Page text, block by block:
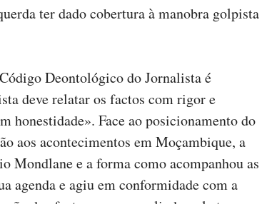
ter dado cobertura à manobra golpista
Deontológico do Jornalista é
deve relatar os factos com rigor e
honestidade». Face ao posicionamento do
aos acontecimentos em Moçambique, a
Mondlane e a forma como acompanhou as
agenda e agiu em conformidade com a